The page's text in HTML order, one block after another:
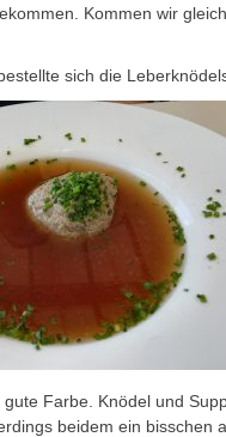
Kommen wir
sich die
gute Farbe. Knödel und
beidem ein bisschen